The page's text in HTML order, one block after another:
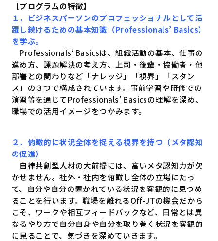
【プログラムの特徴】
１．ビジネスパーソンのプロフェッショナルとして活
躍し続けるための基本知識（Professionals’ Basics）
を学ぶ。
Professionals‘ Basicsは、組織活動の基本、仕事の
進め方、課題解決の考え方、上司・後輩・協働者・他
部署との関わりなど「ナレッジ」「視界」「スタン
ス」の３つで構成されています。事前学習や研修での
演習等を通じてProfessionals’ Basicsの理解を深め、
職場での活用イメージをつかみます。
２．俯瞰的に状況全体を捉える視界を持つ（メタ認知
の促進）
自律共創型人材の大前提には、高いメタ認知力が欠
かせません。社外・社内を俯瞰し全体の立場にたっ
て、自分や自分の置かれている状況を客観的に見つめ
ることを行います。職場を離れるOff-JTの機会だから
こそ、ワークや相互フィードバックなど、日常とは異
なるやり方で自分自身や自分を取り巻く状況を客観的
に見ることで、気づきを深めていきます。